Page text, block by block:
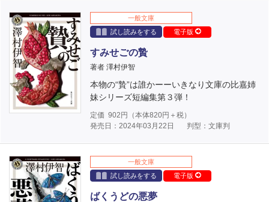
一般文庫
試し読みをする
電子版
すみせごの贄
著者 澤村伊智
本物の“贄”は誰かーーいきなり文庫の比嘉姉
妹シリーズ短編集第３弾！
定価 902 円（本体820円＋税）
発売日：2024年03月22日
判型：文庫判
一般文庫
試し読みをする
電子版
ばくうどの悪夢